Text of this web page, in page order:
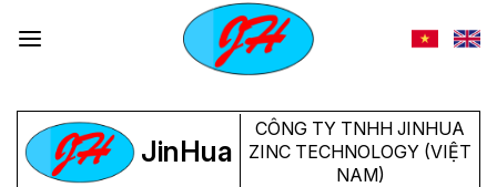
JinHua
CÔNG TY TNHH JINHUA
ZINC TECHNOLOGY (VIỆT
NAM)